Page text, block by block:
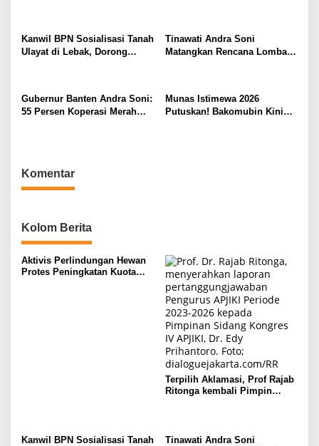
Kanwil BPN Sosialisasi Tanah
Ulayat di Lebak, Dorong
Tinawati Andra Soni
Matangkan Rencana Lomba
Gubernur Banten Andra Soni:
55 Persen Koperasi Merah
Munas Istimewa 2026
Putuskan! Bakomubin Kini
Komentar
Kolom Berita
Aktivis Perlindungan Hewan
Protes Peningkatan Kuota
Terpilih Aklamasi, Prof Rajab
Ritonga kembali Pimpin
Kanwil BPN Sosialisasi Tanah
Tinawati Andra Soni